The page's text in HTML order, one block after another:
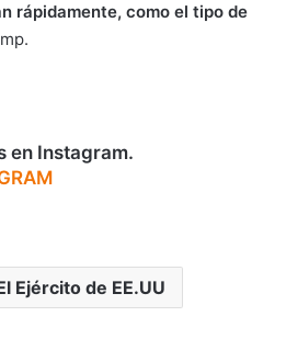
rápidamente, como el tipo de
en Instagram.
Ejército de EE.UU